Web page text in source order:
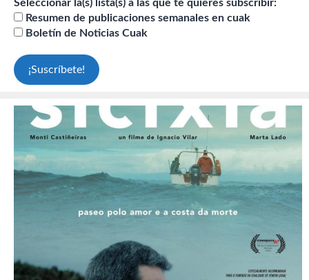
Seleccionar la(s) lista(s) a las que te quieres subscribir:
Resumen de publicaciones semanales en cuak
Boletín de Noticias Cuak